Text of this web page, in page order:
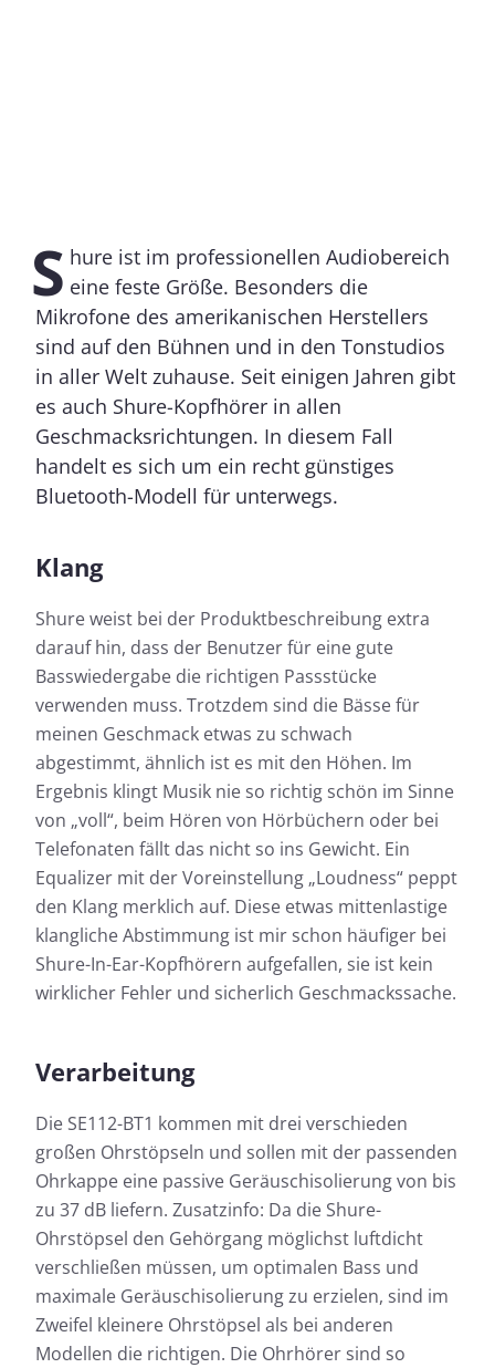
S hure ist im professionellen Audiobereich
eine feste Größe. Besonders die
Mikrofone des amerikanischen Herstellers
sind auf den Bühnen und in den Tonstudios
in aller Welt zuhause. Seit einigen Jahren gibt
es auch Shure-Kopfhörer in allen
Geschmacksrichtungen. In diesem Fall
handelt es sich um ein recht günstiges
Bluetooth-Modell für unterwegs.
Klang
Shure weist bei der Produktbeschreibung extra
darauf hin, dass der Benutzer für eine gute
Basswiedergabe die richtigen Passstücke
verwenden muss. Trotzdem sind die Bässe für
meinen Geschmack etwas zu schwach
abgestimmt, ähnlich ist es mit den Höhen. Im
Ergebnis klingt Musik nie so richtig schön im Sinne
von „voll“, beim Hören von Hörbüchern oder bei
Telefonaten fällt das nicht so ins Gewicht. Ein
Equalizer mit der Voreinstellung „Loudness“ peppt
den Klang merklich auf. Diese etwas mittenlastige
klangliche Abstimmung ist mir schon häufiger bei
Shure-In-Ear-Kopfhörern aufgefallen, sie ist kein
wirklicher Fehler und sicherlich Geschmackssache.
Verarbeitung
Die SE112-BT1 kommen mit drei verschieden
großen Ohrstöpseln und sollen mit der passenden
Ohrkappe eine passive Geräuschisolierung von bis
zu 37 dB liefern. Zusatzinfo: Da die Shure-
Ohrstöpsel den Gehörgang möglichst luftdicht
verschließen müssen, um optimalen Bass und
maximale Geräuschisolierung zu erzielen, sind im
Zweifel kleinere Ohrstöpsel als bei anderen
Modellen die richtigen. Die Ohrhörer sind so